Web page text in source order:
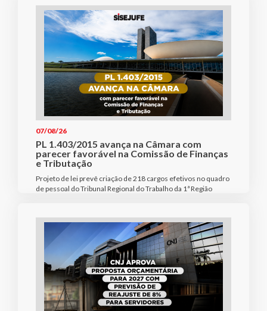
07/08/26
PL 1.403/2015 avança na Câmara com
parecer favorável na Comissão de Finanças
e Tributação
Projeto de lei prevê criação de 218 cargos efetivos no quadro
de pessoal do Tribunal Regional do Trabalho da 1ª Região